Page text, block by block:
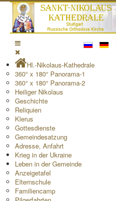
Hl.-Nikolaus-Kathedrale
360° x 180° Panorama-1
360° x 180° Panorama-2
Heiliger Nikolaus
Geschichte
Reliquien
Klerus
Gottesdienste
Gemeindesatzung
Adresse, Anfahrt
Krieg in der Ukraine
Leben in der Gemeinde
Anzeigetafel
Elternschule
Familiencamp